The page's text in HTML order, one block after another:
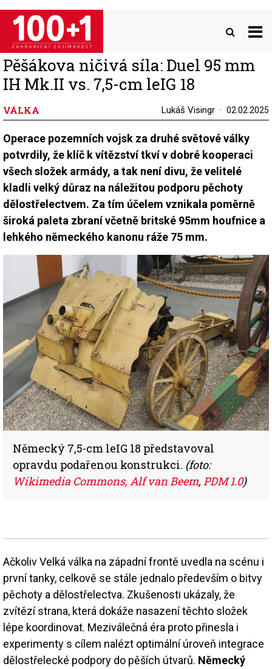
Přejít
hlavnímu
obsahu
Pěšákova ničivá síla: Duel 95 mm
IH Mk.II vs. 7,5-cm leIG 18
VÁLKA Lukáš Visingr 02.02.2025
Operace pozemních vojsk za druhé světové války
potvrdily, že klíč k vítězství tkví v dobré kooperaci
všech složek armády, a tak není divu, že velitelé
kladli velký důraz na náležitou podporu pěchoty
dělostřelectvem. Za tím účelem vznikala poměrně
široká paleta zbraní včetně britské 95mm houfnice a
lehkého německého kanonu ráže 75 mm.
Německý 7,5-cm leIG 18 představoval
opravdu podařenou konstrukci. (foto:
Wikimedia Commons, Alf van Beem, PDM 1.0)
Ačkoliv Velká válka na západní frontě uvedla na scénu i
první tanky, celkově se stále jednalo především o bitvy
pěchoty a dělostřelectva. Zkušenosti ukázaly, že
zvítězí strana, která dokáže nasazení těchto složek
lépe koordinovat. Meziválečná éra proto přinesla i
experimenty s cílem nalézt optimální úroveň integrace
dělostřelecké podpory do pěších útvarů. Německý